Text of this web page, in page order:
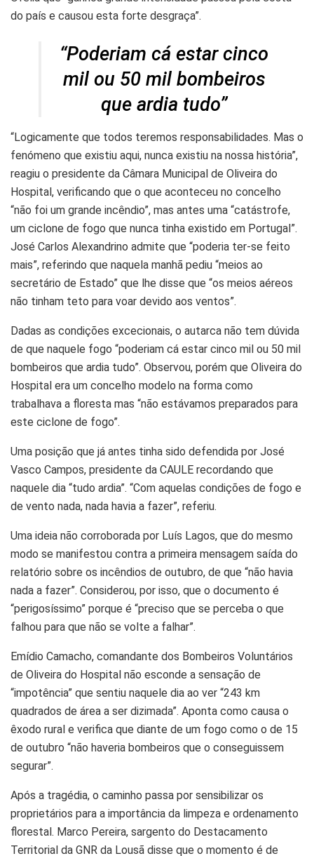
do país e causou esta forte desgraça”.
“Poderiam cá estar cinco
mil ou 50 mil bombeiros
que ardia tudo”
“Logicamente que todos teremos responsabilidades. Mas o
fenómeno que existiu aqui, nunca existiu na nossa história”,
reagiu o presidente da Câmara Municipal de Oliveira do
Hospital, verificando que o que aconteceu no concelho
“não foi um grande incêndio”, mas antes uma “catástrofe,
um ciclone de fogo que nunca tinha existido em Portugal”.
José Carlos Alexandrino admite que “poderia ter-se feito
mais”, referindo que naquela manhã pediu “meios ao
secretário de Estado” que lhe disse que “os meios aéreos
não tinham teto para voar devido aos ventos”.
Dadas as condições excecionais, o autarca não tem dúvida
de que naquele fogo “poderiam cá estar cinco mil ou 50 mil
bombeiros que ardia tudo”. Observou, porém que Oliveira do
Hospital era um concelho modelo na forma como
trabalhava a floresta mas “não estávamos preparados para
este ciclone de fogo”.
Uma posição que já antes tinha sido defendida por José
Vasco Campos, presidente da CAULE recordando que
naquele dia “tudo ardia”. “Com aquelas condições de fogo e
de vento nada, nada havia a fazer”, referiu.
Uma ideia não corroborada por Luís Lagos, que do mesmo
modo se manifestou contra a primeira mensagem saída do
relatório sobre os incêndios de outubro, de que “não havia
nada a fazer”. Considerou, por isso, que o documento é
“perigosíssimo” porque é “preciso que se perceba o que
falhou para que não se volte a falhar”.
Emídio Camacho, comandante dos Bombeiros Voluntários
de Oliveira do Hospital não esconde a sensação de
“impotência” que sentiu naquele dia ao ver “243 km
quadrados de área a ser dizimada”. Aponta como causa o
êxodo rural e verifica que diante de um fogo como o de 15
de outubro “não haveria bombeiros que o conseguissem
segurar”.
Após a tragédia, o caminho passa por sensibilizar os
proprietários para a importância da limpeza e ordenamento
florestal. Marco Pereira, sargento do Destacamento
Territorial da GNR da Lousã disse que o momento é de